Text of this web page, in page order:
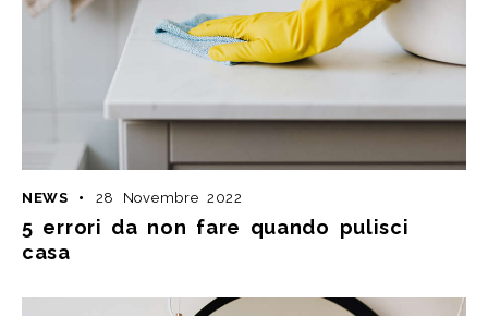
NEWS 28 Novembre 2022
5 errori da non fare quando pulisci
casa